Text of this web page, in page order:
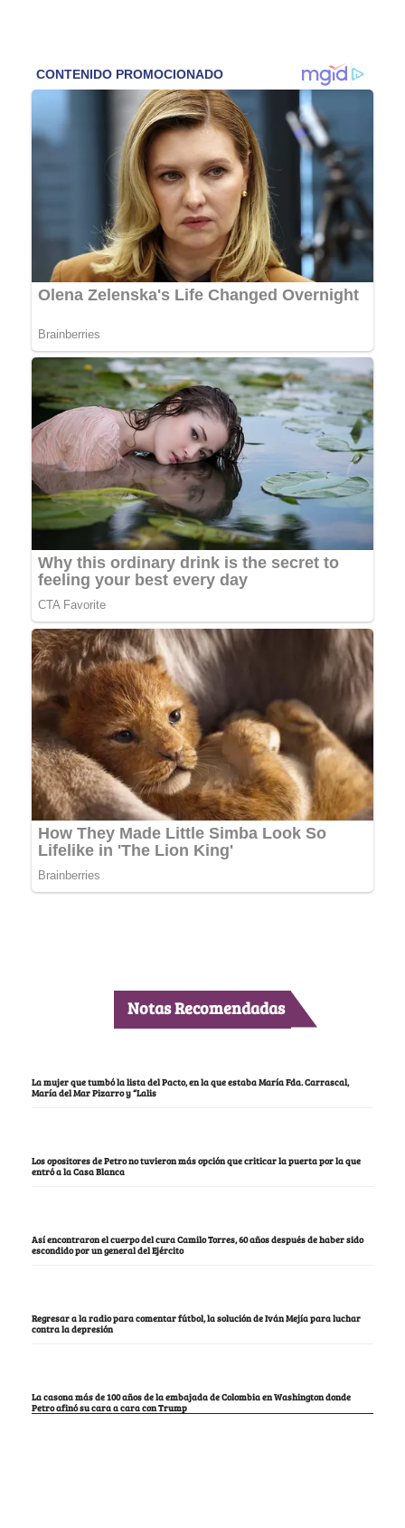
Notas Recomendadas
La mujer que tumbó la lista del Pacto, en la que estaba María Fda. Carrascal,
María del Mar Pizarro y “Lalis
Los opositores de Petro no tuvieron más opción que criticar la puerta por la que
entró a la Casa Blanca
Así encontraron el cuerpo del cura Camilo Torres, 60 años después de haber sido
escondido por un general del Ejército
Regresar a la radio para comentar fútbol, la solución de Iván Mejía para luchar
contra la depresión
La casona más de 100 años de la embajada de Colombia en Washington donde
Petro afinó su cara a cara con Trump